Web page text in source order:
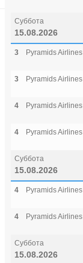
Суббота
15.08.2026
3 Pyramids Airlines
3 Pyramids Airlines
4 Pyramids Airlines
4 Pyramids Airlines
Суббота
15.08.2026
4 Pyramids Airlines
4 Pyramids Airlines
Суббота
15.08.2026